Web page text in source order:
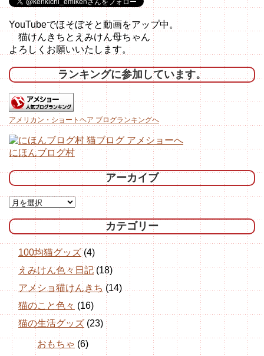
YouTubeでほそぼそと動画をアップ中。
猫けんきちとえみけん母ちゃん
よろしくお願いいたします。
ランキングに参加しています。
アメリカン・ショートヘア ブログランキングへ
にほんブログ村
アーカイブ
カテゴリー
100均猫グッズ(4)
えみけん色々日記(18)
アメショ猫けんきち (14)
猫のこと色々 (16)
猫の生活グッズ (23)
おもちゃ (6)